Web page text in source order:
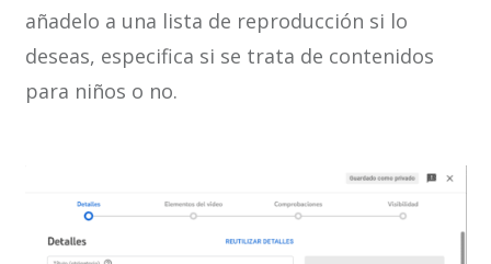
añadelo a una lista de reproducción si lo
deseas, especifica si se trata de contenidos
para niños o no.